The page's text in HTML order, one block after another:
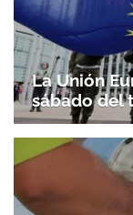
La Unión
sábado del